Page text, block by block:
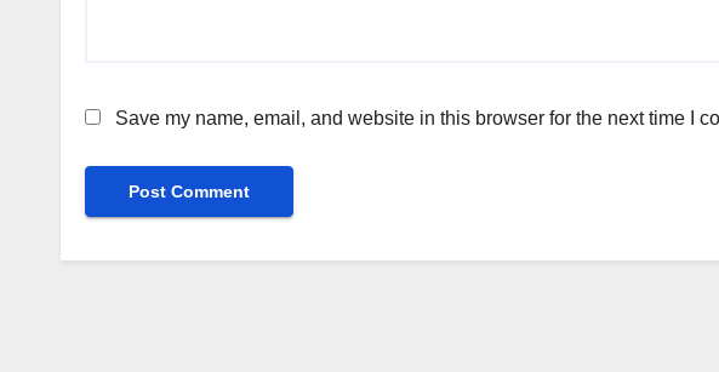
Save my name, email, and website in this browser for the next time I